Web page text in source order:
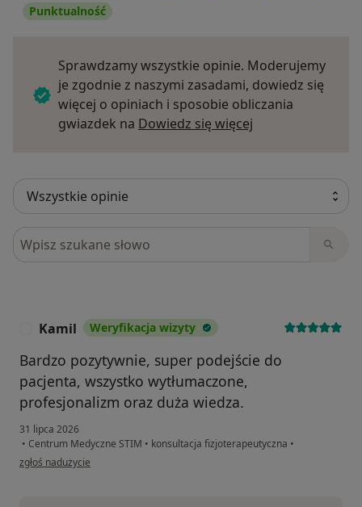
Punktualność
Sprawdzamy wszystkie opinie. Moderujemy
je zgodnie z naszymi zasadami, dowiedz się
więcej o opiniach i sposobie obliczania
gwiazdek na Dowiedz się więcej
Szukaj w opiniach
Kamil Weryfikacja wizyty
Bardzo pozytywnie, super podejście do
pacjenta, wszystko wytłumaczone,
profesjonalizm oraz duża wiedza.
31 lipca 2026
• Centrum Medyczne STIM • konsultacja fizjoterapeutyczna •
w opinii użytkownika Kamil
zgłoś nadużycie